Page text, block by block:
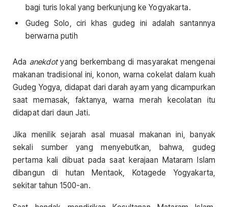
bagi turis lokal yang berkunjung ke Yogyakarta.
Gudeg Solo, ciri khas gudeg ini adalah santannya
berwarna putih
Ada anekdotyang berkembang di masyarakat mengenai
makanan tradisional ini, konon, warna cokelat dalam kuah
Gudeg Yogya, didapat dari darah ayam yang dicampurkan
saat memasak, faktanya, warna merah kecolatan itu
didapat dari daun Jati.
Jika menilik sejarah asal muasal makanan ini, banyak
sekali sumber yang menyebutkan, bahwa, gudeg
pertama kali dibuat pada saat kerajaan Mataram Islam
dibangun di hutan Mentaok, Kotagede Yogyakarta,
sekitar tahun 1500-an.